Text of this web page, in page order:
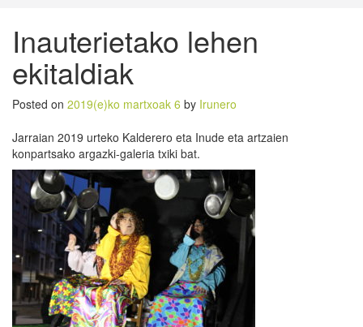
Inauterietako lehen
ekitaldiak
Posted on 2019(e)ko martxoak 6 by Irunero
Jarraian 2019 urteko Kalderero eta Inude eta artzaien
konpartsako argazki-galeria txiki bat.